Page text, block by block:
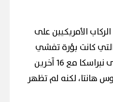
الأمريكيين على
كانت بؤرة تفشي
المرض، الذي نُقل جواً إلى نبراسكا مع 16 آخرين
هانتا، لكنه لم تظهر